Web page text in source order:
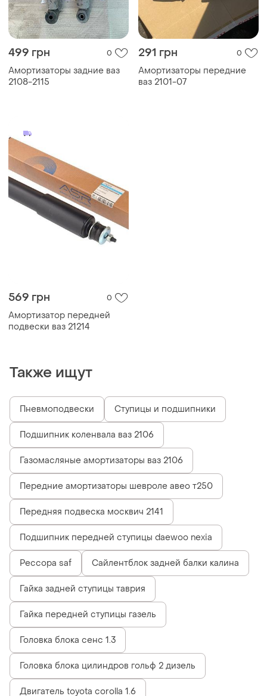
499 грн 0
Амортизаторы задние ваз
2108-2115
291 грн 0
Амортизаторы передние
ваз 2101-07
569 грн 0
Амортизатор передней
подвески ваз 21214
Также ищут
Пневмоподвески Ступицы и подшипники
Подшипник коленвала ваз 2106
Газомасляные амортизаторы ваз 2106
Передние амортизаторы шевроле авео т250
Передняя подвеска москвич 2141
Подшипник передней ступицы daewoo nexia
Рессора saf Сайлентблок задней балки калина
Гайка задней ступицы таврия
Гайка передней ступицы газель
Головка блока сенс 1.3
Головка блока цилиндров гольф 2 дизель
Двигатель toyota corolla 1.6